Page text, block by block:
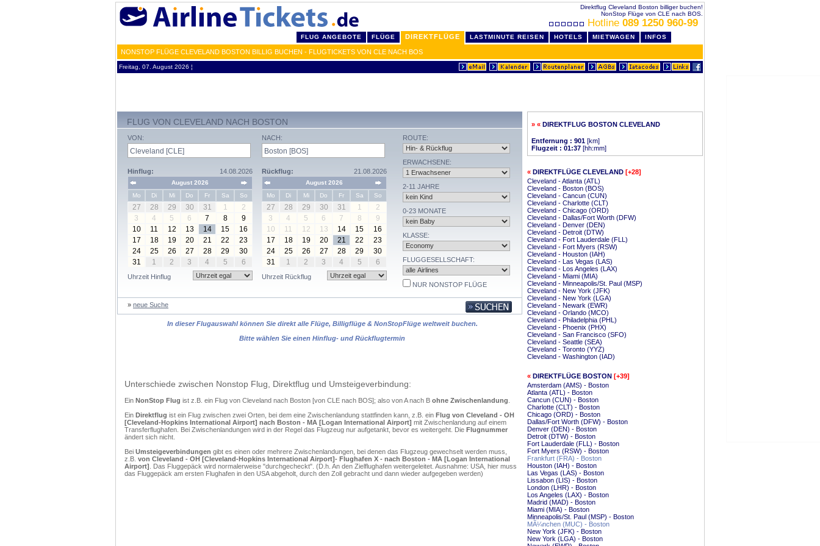
Direktflug Cleveland Boston billiger buchen!
NonStop Flüge von CLE nach BOS.
Hotline 089 1250 960-99
FLUG ANGEBOTE FLÜGE DIREKTFLÜGE LASTMINUTE REISEN HOTELS MIETWAGEN INFOS
NONSTOP FLÜGE CLEVELAND BOSTON BILLIG BUCHEN - FLUGTICKETS VON CLE NACH BOS
Freitag, 07. August 2026 ¦
FLUG VON CLEVELAND NACH BOSTON
VON:
Hinflug: 14.08.2026
August 2026
Mo
Di Mi Do Fr Sa So
27 28 29 30 31 1
2
3
4 5 6 7 8
9
10
11 12 13 14 15
16
17
18 19 20 21 22
23
24
25 26 27 28 29
30
31
1 2 3 4 5 6
Uhrzeit Hinflug
NACH:
Rückflug: 21.08.2026
August 2026
Mo
Di Mi Do Fr Sa So
27 28 29 30 31 1
2
3
4 5 6 7 8
9
10
11 12 13 14 15
16
17
18 19 20 21 22
23
24
25 26 27 28 29
30
31
1 2 3 4 5 6
Uhrzeit Rückflug
ROUTE:
ERWACHSENE:
2-11 JAHRE
0-23 MONATE
KLASSE:
FLUGGESELLSCHAFT:
NUR NONSTOP FLÜGE
» neue Suche
In dieser Flugauswahl können Sie direkt alle Flüge, Billigflüge & NonStopFlüge weltweit buchen.
Bitte wählen Sie einen Hinflug- und Rückflugtermin
Unterschiede zwischen Nonstop Flug, Direktflug und Umsteigeverbindung:
Ein NonStop Flug ist z.B. ein Flug von Cleveland nach Boston [von CLE nach BOS]; also von A nach B ohne Zwischenlandung
Ein Direktflug ist ein Flug zwischen zwei Orten, bei dem eine Zwischenlandung stattfinden kann, z.B. ein Flug von Cleveland - OH
[Cleveland-Hopkins International Airport] nach Boston - MA [Logan International Airport] mit Zwischenlandung auf einem
Transferflughafen. Bei Zwischenlandungen wird in der Regel das Flugzeug nur aufgetankt, bevor es weitergeht. Die Flugnummer
ändert sich nicht.
Bei Umsteigeverbindungen gibt es einen oder mehrere Zwischenlandungen, bei denen das Flugzeug gewechselt werden muss,
z.B. von Cleveland - OH [Cleveland-Hopkins International Airport]- Flughafen X - nach Boston - MA [Logan International
Airport] . Das Fluggepäck wird normalerweise "durchgecheckt". (D.h. An den Zielflughafen weitergeleitet. Ausnahme: USA, hier muss
das Fluggepäck am ersten Flughafen in den USA abgeholt, durch den Zoll gebracht und dann wieder aufgegeben werden)
» « DIREKTFLUG BOSTON CLEVELAND
Entfernung : 901 [km]
Flugzeit : 01:37 [hh:mm]
« DIREKTFLÜGE CLEVELAND [+28]
Cleveland - Atlanta (ATL)
Cleveland - Boston (BOS)
Cleveland - Cancun (CUN)
Cleveland - Charlotte (CLT)
Cleveland - Chicago (ORD)
Cleveland - Dallas/Fort Worth (DFW)
Cleveland - Denver (DEN)
Cleveland - Detroit (DTW)
Cleveland - Fort Lauderdale (FLL)
Cleveland - Fort Myers (RSW)
Cleveland - Houston (IAH)
Cleveland - Las Vegas (LAS)
Cleveland - Los Angeles (LAX)
Cleveland - Miami (MIA)
Cleveland - Minneapolis/St. Paul (MSP)
Cleveland - New York (JFK)
Cleveland - New York (LGA)
Cleveland - Newark (EWR)
Cleveland - Orlando (MCO)
Cleveland - Philadelphia (PHL)
Cleveland - Phoenix (PHX)
Cleveland - San Francisco (SFO)
Cleveland - Seattle (SEA)
Cleveland - Toronto (YYZ)
Cleveland - Washington (IAD)
« DIREKTFLÜGE BOSTON [+39]
Amsterdam (AMS) - Boston
Atlanta (ATL) - Boston
Cancun (CUN) - Boston
Charlotte (CLT) - Boston
Chicago (ORD) - Boston
Dallas/Fort Worth (DFW) - Boston
Denver (DEN) - Boston
Detroit (DTW) - Boston
Fort Lauderdale (FLL) - Boston
Fort Myers (RSW) - Boston
Frankfurt (FRA) - Boston
Houston (IAH) - Boston
Las Vegas (LAS) - Boston
Lissabon (LIS) - Boston
London (LHR) - Boston
Los Angeles (LAX) - Boston
Madrid (MAD) - Boston
Miami (MIA) - Boston
Minneapolis/St. Paul (MSP) - Boston
MÃ¼nchen (MUC) - Boston
New York (JFK) - Boston
New York (LGA) - Boston